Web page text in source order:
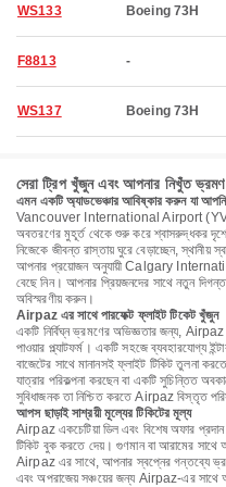
WS133 Boeing 73H
F8813 -
WS137 Boeing 73H
সেরা ট্রিপ খুঁজুন এবং আপনার নিখুঁত ভ্রমণ
এমন একটি অ্যাডভেঞ্চার আবিষ্কার করুন যা
Vancouver International Airport (YVR)-
অবতরণের মুহূর্ত থেকে শুরু করে শ্বাসরুদ্ধকর
নিজেকে জীবন্ত রাস্তায় ঘুরে বেড়াচ্ছেন,
আপনার প্রয়োজন অনুযায়ী Calgary
বেছে নিন। আপনার প্রিয়জনদের সাথে নতুন
অবিস্মরণীয় করুন।
Airpaz এর সাথে পারফেক্ট ফ্লাইট টিকেট খুঁজুন
একটি নির্বিঘ্ন ভ্রমণের অভিজ্ঞতার জন্য,
পাওয়ার প্ল্যাটফর্ম। একটি সহজে ব্যবহারযোগ্য
বাজেটের সাথে মানানসই ফ্লাইট টিকিট তুলনা
যাত্রার পরিকল্পনা করছেন বা একটি সুচিন্তিত
সুবিধাজনক তা নিশ্চিত করতে Airpaz বিস্তৃত
আপস ছাড়াই সাশ্রয়ী মূল্যের টিকিটের মূল্য
Airpaz একচেটিয়া ডিল এবং বিশেষ অফার
টিকিট বুক করতে দেয়। গুণমান বা আরামের
Airpaz এর সাথে, আপনার স্বপ্নের গন্তব্যে
এবং অপরাজেয় সঞ্চয়ের জন্য Airpaz-এর